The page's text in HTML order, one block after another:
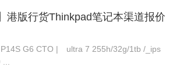
港版行货Thinkpad笔记本渠道报价
P14S G6 CTO | ultra 7 255h/32g/1tb /_ips